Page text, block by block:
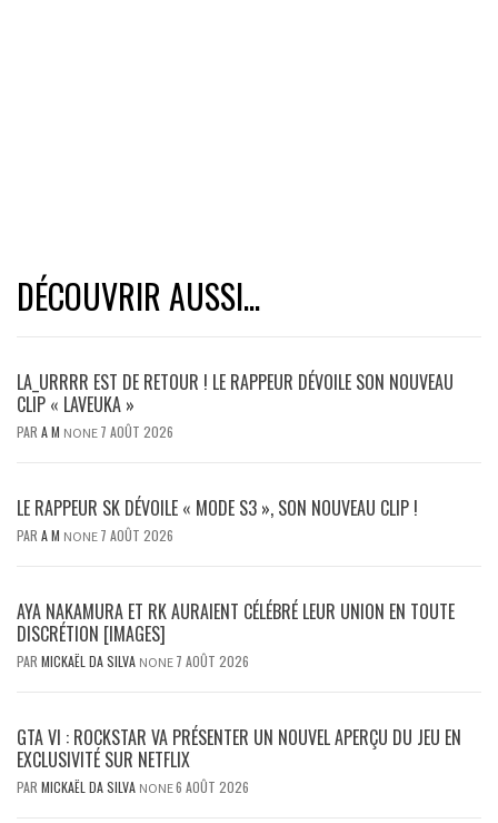
DÉCOUVRIR AUSSI...
LA_URRRR EST DE RETOUR ! LE RAPPEUR DÉVOILE SON NOUVEAU
CLIP « LAVEUKA »
PAR A M NONE 7 AOÛT 2026
LE RAPPEUR SK DÉVOILE « MODE S3 », SON NOUVEAU CLIP !
PAR A M NONE 7 AOÛT 2026
AYA NAKAMURA ET RK AURAIENT CÉLÉBRÉ LEUR UNION EN TOUTE
DISCRÉTION [IMAGES]
PAR MICKAËL DA SILVA NONE 7 AOÛT 2026
GTA VI : ROCKSTAR VA PRÉSENTER UN NOUVEL APERÇU DU JEU EN
EXCLUSIVITÉ SUR NETFLIX
PAR MICKAËL DA SILVA NONE6 AOÛT 2026